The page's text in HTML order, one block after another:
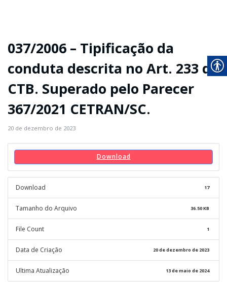
037/2006 – Tipificação da
conduta descrita no Art. 233 do
CTB. Superado pelo Parecer
367/2021 CETRAN/SC.
20 de dezembro de 2023
Download
Download 17
Tamanho do Arquivo 36.50 KB
File Count 1
Data de Criação 20 de dezembro de 2023
Ultima Atualização 13 de maio de 2024